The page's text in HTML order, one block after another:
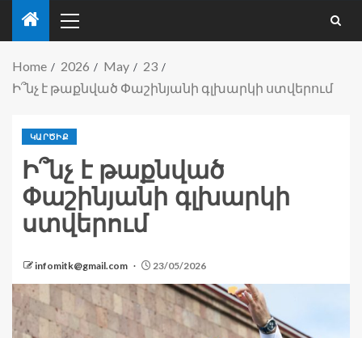
Home 2026 May
23
Ի՞նչ է թաքնված Փաշինյանի գլխարկի ստվերում
ԿԱՐԾԻՔ
Ի՞նչ է թաքնված
Փաշինյանի գլխարկի
ստվերում
infomitk@gmail.com 23/05/2026